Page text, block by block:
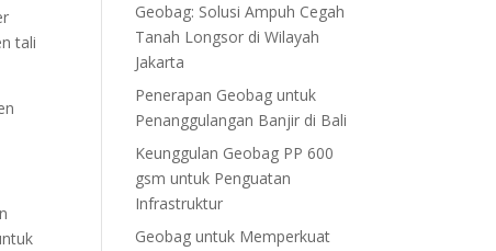
tali
Geobag: Solusi Ampuh Cegah
Tanah Longsor di Wilayah
Jakarta
Penerapan Geobag untuk
Penanggulangan Banjir di Bali
Keunggulan Geobag PP 600
gsm untuk Penguatan
Infrastruktur
Geobag untuk Memperkuat